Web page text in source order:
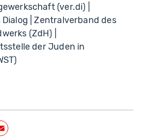
(ver.di) |
| Zentralverband des
(ZdH) |
der Juden in
E-Mail